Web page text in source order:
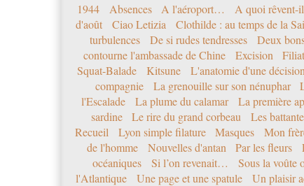
1944 Absences A l'aéroport… A quoi rêvent-
d'août
Ciao Letizia Clothilde : au temps de la
turbulences
De si rudes tendresses Deux
contourne l'ambassade de Chine
Excision
Squat-Balade
Kitsune L'anatomie d'une décision
compagnie
La grenouille sur son nénuphar
l'Escalade
La plume du calamar La première
sardine
Le rire du grand corbeau Les
Recueil
Lyon simple filature Masques Mon
de l'homme
Nouvelles d'antan Par les fleurs
océaniques
Si l’on revenait… Sous la voûte
l'Atlantique
Une page et une spatule Un plaisir